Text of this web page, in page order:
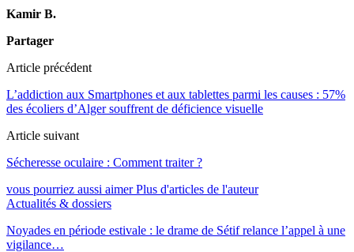
Kamir B.
Partager
Article précédent
L’addiction aux Smartphones et aux tablettes parmi les causes : 57%
des écoliers d’Alger souffrent de déficience visuelle
Article suivant
Sécheresse oculaire : Comment traiter ?
vous pourriez aussi aimer Plus d'articles de l'auteur
Actualités & dossiers
Noyades en période estivale : le drame de Sétif relance l’appel à une
vigilance…